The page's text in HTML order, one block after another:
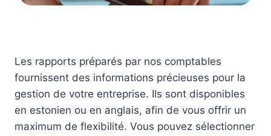
Les rapports préparés par nos comptables
fournissent des informations précieuses pour la
gestion de votre entreprise. Ils sont disponibles
en estonien ou en anglais, afin de vous offrir un
maximum de flexibilité. Vous pouvez sélectionner